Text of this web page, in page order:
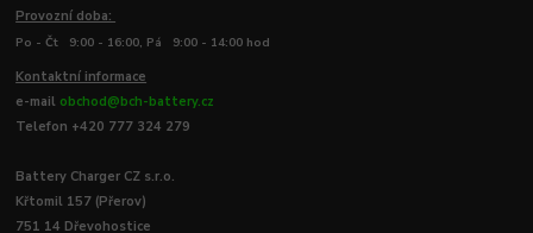
Provozní doba:
Po - Čt 9:00 - 16:00, Pá 9:00 - 14:00 hod
Kontaktní informace
e-mail obchod@bch-battery.cz
Telefon +420 777 324 279
Battery Charger CZ s.r.o.
Křtomil 157 (Přerov)
751 14 Dřevohostice